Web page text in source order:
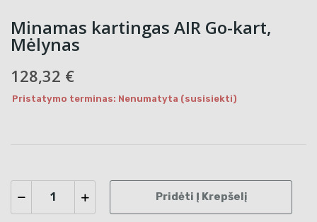
Minamas kartingas AIR Go-kart,
Mėlynas
128,32 €
Pristatymo terminas: Nenumatyta (susisiekti)
Pridėti Į Krepšelį